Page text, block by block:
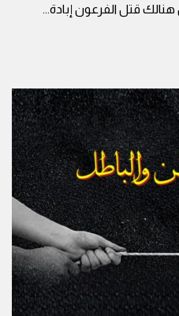
قتل الفرعون إبادة...